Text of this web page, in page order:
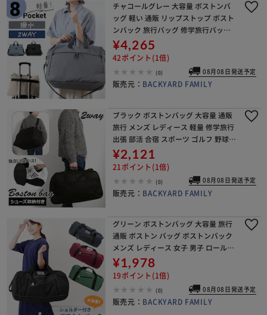
チャコールグレー 大容量 ボストンバ
ッグ 軽い 通販 リップストップ ボスト
ンバック 旅行バッグ 修学旅行バッグ
旅行カバン 1泊2日 旅行かばん 2泊3日
軽量 2way 斜めがけ 肩掛け レディー
¥4,265
42ポイント(1倍)
(0) 08月08日発送予定
販売元： BACKYARD FAMILY
ブラック ボストンバッグ 大容量 通販
旅行 メンズ レディース 軽量 修学旅行
出張 部活 合宿 スポーツ ゴルフ 野球
サッカー シューズ 収納 分別 ポケット
シンプル 無地 肩掛け ショルダー
¥2,121
21ポイント(1倍)
(0) 08月08日発送予定
販売元： BACKYARD FAMILY
グリーン ボストンバッグ 大容量 旅行
通販 ボストン バッグ ボストンバック
メンズ レディース 女子 男子 ロールボ
ストン 軽量 軽い 修学旅行 キャンプ 1
泊 2泊 3泊 小学生 中学生 高校生
¥1,978
19ポイント(1倍)
(0) 08月08日発送予定
販売元： BACKYARD FAMILY